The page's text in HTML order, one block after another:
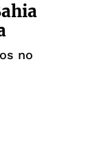
no